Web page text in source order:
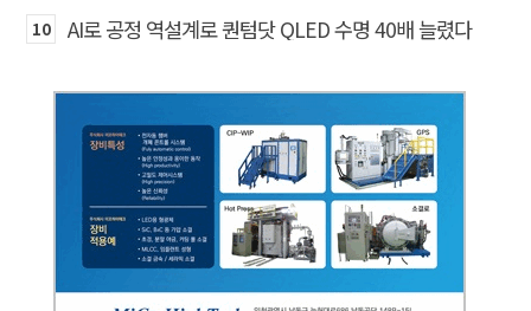
10 AI로 공정 역설계로 퀀텀닷 QLED 수명 40배 늘렸다